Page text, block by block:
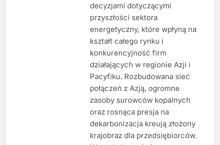
decyzjami dotyczącymi
przyszłości sektora
energetyczny, które wpłyną na
kształt całego rynku i
konkurencyjność firm
działających w regionie Azji i
Pacyfiku. Rozbudowana sieć
połączeń z Azją, ogromne
zasoby surowców kopalnych
oraz rosnąca presja na
dekarbonizacja kreują złożony
krajobraz dla przedsiębiorców.